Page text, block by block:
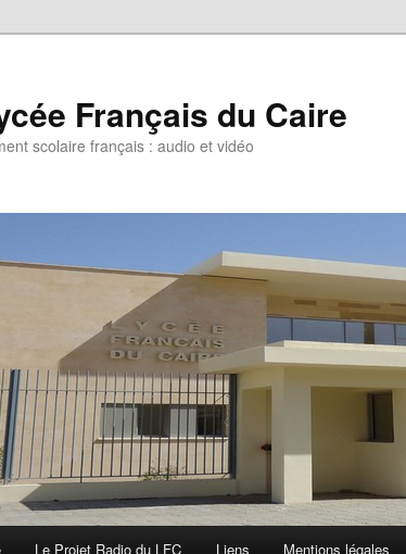
Français du Caire
scolaire français : audio et vidéo
Le Projet Radio du LFC Liens Mentions légales